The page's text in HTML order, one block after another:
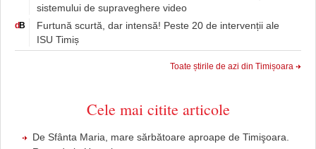
sistemului de supraveghere video
d B
Furtună scurtă, dar intensă! Peste 20 de intervenții ale
ISU Timiș
Toate știrile de azi din Timișoara
Cele mai citite articole
De Sfânta Maria, mare sărbătoare aproape de Timişoara.